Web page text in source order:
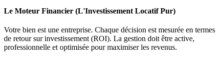
Le Moteur Financier (L'Investissement Locatif Pur)
Votre bien est une entreprise. Chaque décision est mesurée en termes
de retour sur investissement (ROI). La gestion doit être active,
professionnelle et optimisée pour maximiser les revenus.